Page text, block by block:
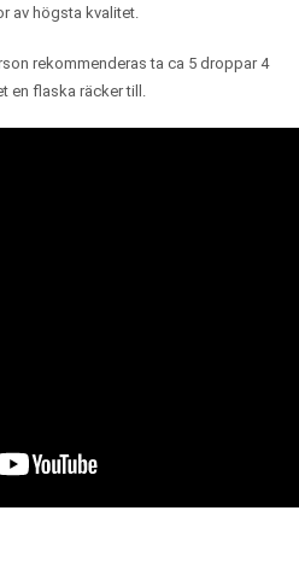
av högsta kvalitet.
rekommenderas ta ca 5 droppar 4
en flaska räcker till.